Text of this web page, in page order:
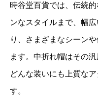
時谷堂百貨では、伝統
ンなスタイルまで、幅
り、さまざまなシーン
ます。中折れ帽はその
どんな装いにも上質な
す。